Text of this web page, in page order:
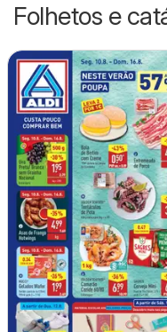
Folhetos e